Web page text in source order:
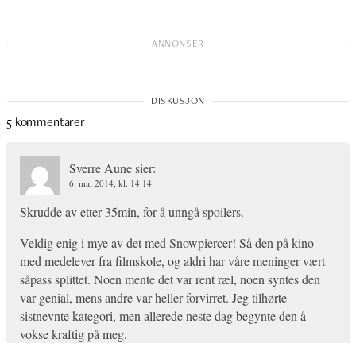
5 kommentarer
Sverre Aunesier:
6. mai 2014, kl. 14:14
Skrudde av etter 35min, for å unngå spoilers.
Veldig enig i mye av det med Snowpiercer! Så den på kino
med medelever fra filmskole, og aldri har våre meninger vært
såpass splittet. Noen mente det var rent ræl, noen syntes den
var genial, mens andre var heller forvirret. Jeg tilhørte
sistnevnte kategori, men allerede neste dag begynte den å
vokse kraftig på meg.